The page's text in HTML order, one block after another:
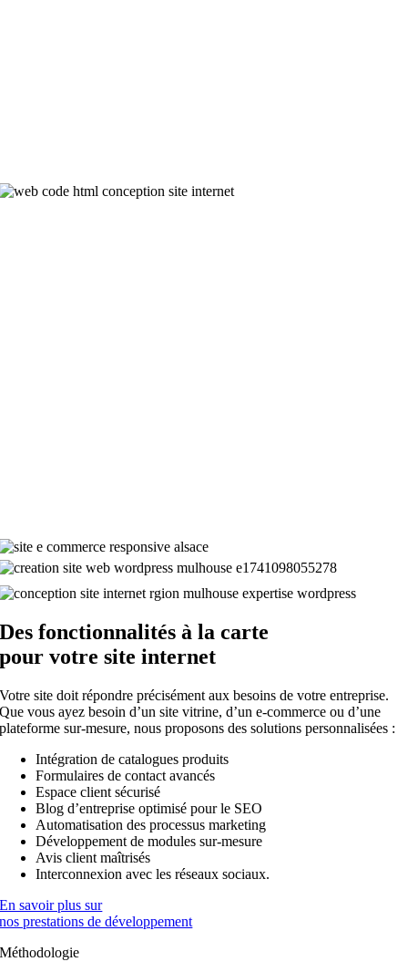
Des fonctionnalités à la carte
pour votresite internet
Votre site doit répondre précisément aux besoins de votre entreprise.
Que vous ayez besoin d’un site vitrine, d’un e-commerce ou d’une
plateforme sur-mesure, nous proposons des solutions personnalisées :
Intégration de catalogues produits
Formulaires de contact avancés
Espace client sécurisé
Blog d’entreprise optimisé pour le SEO
Automatisation des processus marketing
Développement de modules sur-mesure
Avis client maîtrisés
Interconnexion avec les réseaux sociaux.
En savoir plus sur
nos prestations de développement
Méthodologie